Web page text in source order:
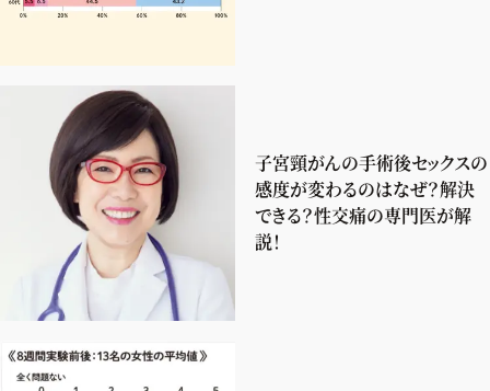
子宮頸がんの手術後セックスの
感度が変わるのはなぜ？解決
できる？性交痛の専門医が解
説！